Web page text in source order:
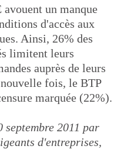
un manque
d'accès aux
Ainsi, 26% des
limitent leurs
auprès de leurs
fois, le BTP
marquée (22%).
septembre 2011 par
d'entreprises,